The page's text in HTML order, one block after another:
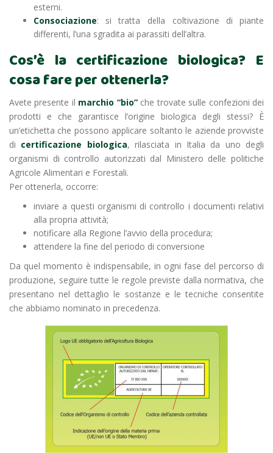
esterni.
Consociazione: si tratta della coltivazione di piante
differenti, l’una sgradita ai parassiti dell’altra.
Cos’è la certificazione biologica? E
cosa fare per ottenerla?
Avete presente il marchio “bio”che trovate sulle confezioni dei
prodotti e che garantisce l’origine biologica degli stessi? È
un’etichetta che possono applicare soltanto le aziende provviste
di certificazione biologica, rilasciata in Italia da uno degli
organismi di controllo autorizzati dal Ministero delle politiche
Agricole Alimentari e Forestali.
Per ottenerla, occorre:
inviare a questi organismi di controllo i documenti relativi
alla propria attività;
notificare alla Regione l’avvio della procedura;
attendere la fine del periodo di conversione
Da quel momento è indispensabile, in ogni fase del percorso di
produzione, seguire tutte le regole previste dalla normativa, che
presentano nel dettaglio le sostanze e le tecniche consentite
che abbiamo nominato in precedenza.